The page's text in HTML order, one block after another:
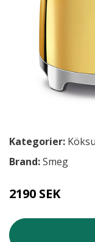
Kategorier:
Brand:Smeg
2190 SEK